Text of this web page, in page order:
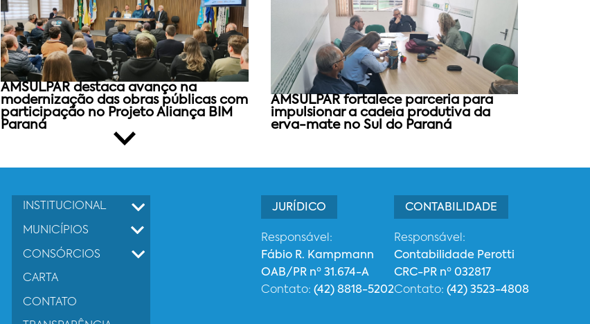
AMSULPAR destaca avanço na
modernização das obras públicas com
participação no Projeto Aliança BIM
Paraná
AMSULPAR fortalece parceria para
impulsionar a cadeia produtiva da
erva-mate no Sul do Paraná
INSTITUCIONAL
MUNICÍPIOS
CONSÓRCIOS
CARTA
CONTATO
JURÍDICO
Responsável:
Fábio R. Kampmann
OAB/PR nº 31.674-A
Contato: (42) 8818-5202
CONTABILIDADE
Responsável:
Contabilidade Perotti
CRC-PR nº 032817
Contato: (42) 3523-4808